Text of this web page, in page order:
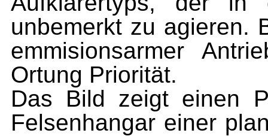
unbemerkt zu agieren.
emmisionsarmer
Ortung Priorität.
Das Bild zeigt einen
Felsenhangar einer